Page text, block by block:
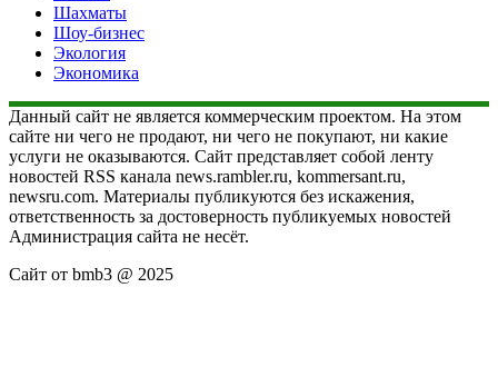
Шахматы
Шоу-бизнес
Экология
Экономика
Данный сайт не является коммерческим проектом. На этом
сайте ни чего не продают, ни чего не покупают, ни какие
услуги не оказываются. Сайт представляет собой ленту
новостей RSS канала news.rambler.ru, kommersant.ru,
newsru.com. Материалы публикуются без искажения,
ответственность за достоверность публикуемых новостей
Администрация сайта не несёт.
Сайт от bmb3 @ 2025